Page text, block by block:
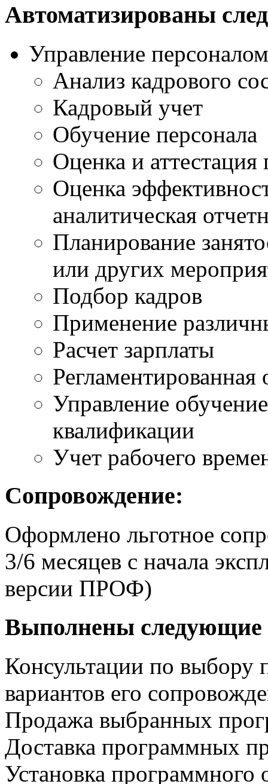
Автоматизированы
Управление
Анализ кадрового
Кадровый учет
Обучение персонала
Оценка и аттестация
Оценка
аналитическая
Планирование
или других
Подбор кадров
Применение
Расчет зарплаты
Регламентированная
Управление
квалификации
Учет рабочего
Сопровождение:
Оформлено льготное
3/6 месяцев с начала
версии ПРОФ)
Выполнены следующие
Консультации по выбору
вариантов его
Продажа выбранных
Доставка программных
Установка